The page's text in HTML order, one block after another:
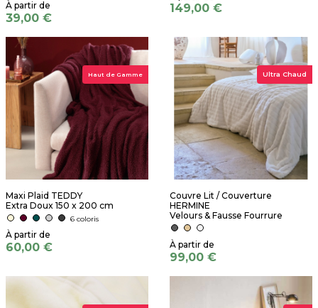
39,00 €
149,00 €
Haut de Gamme
Maxi Plaid TEDDY
Extra Doux 150 x 200 cm
6 coloris
60,00 €
Ultra Chaud
Couvre Lit / Couverture
HERMINE
Velours & Fausse Fourrure
99,00 €